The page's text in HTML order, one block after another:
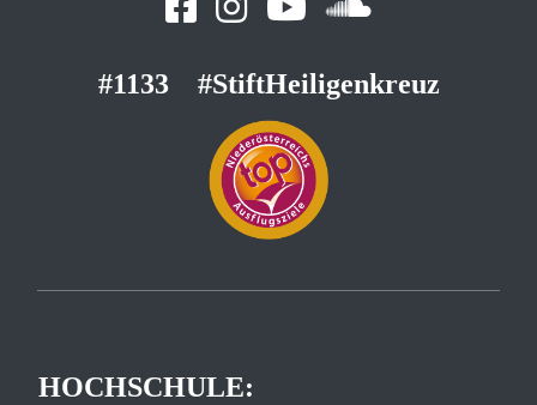
#1133 #StiftHeiligenkreuz
HOCHSCHULE: